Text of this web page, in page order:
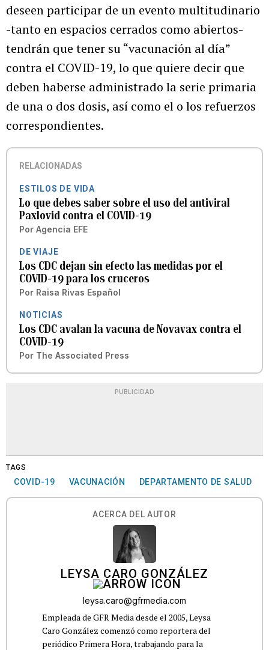
deseen participar de un evento multitudinario
-tanto en espacios cerrados como abiertos-
tendrán que tener su “vacunación al día”
contra el COVID-19, lo que quiere decir que
deben haberse administrado la serie primaria
de una o dos dosis, así como el o los refuerzos
correspondientes.
RELACIONADAS
ESTILOS DE VIDA
Lo que debes saber sobre el uso del antiviral
Paxlovid contra el COVID-19
Por Agencia EFE
DE VIAJE
Los CDC dejan sin efecto las medidas por el
COVID-19 para los cruceros
Por Raisa Rivas Español
NOTICIAS
Los CDC avalan la vacuna de Novavax contra el
COVID-19
Por The Associated Press
PUBLICIDAD
TAGS
COVID-19 VACUNACIÓN DEPARTAMENTO DE SALUD
ACERCA DEL AUTOR
LEYSA CARO GONZÁLEZ
leysa.caro@gfrmedia.com
Empleada de GFR Media desde el 2005, Leysa
Caro González comenzó como reportera del
periódico Primera Hora, trabajando para la